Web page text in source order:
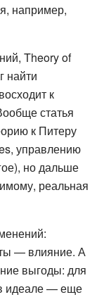
например,
Theory of
найти
к
статья
к Питеру
управлению
но дальше
реальная
— влияние. А
выгоды: для
идеале — еще